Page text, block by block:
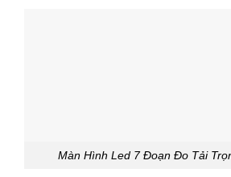
Màn Hình Led 7 Đoạn Đo Tải